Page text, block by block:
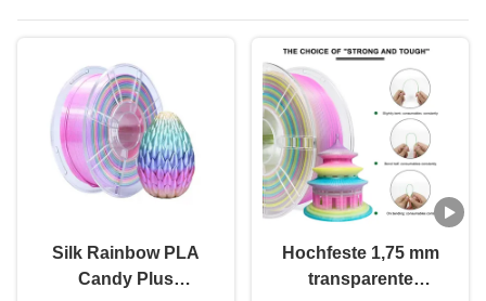
Silk Rainbow PLA
Candy Plus
Hochfeste 1,75 mm
transparente